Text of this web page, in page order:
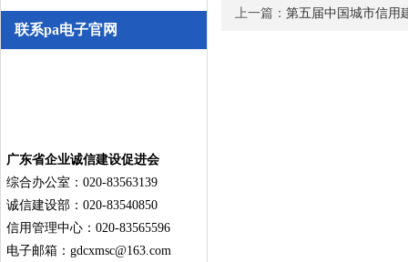
联系pa电子官网
广东省企业诚信建设促进会
综合办公室：020-83563139
诚信建设部：020-83540850
信用管理中心：020-83565596
电子邮箱： gdcxmsc@163.com
上一篇： 第五届中国城市信用